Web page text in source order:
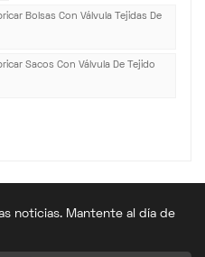
Bolsas Con Válvula Tejidas De
Sacos Con Válvula De Tejido
noticias. Mantente al día de